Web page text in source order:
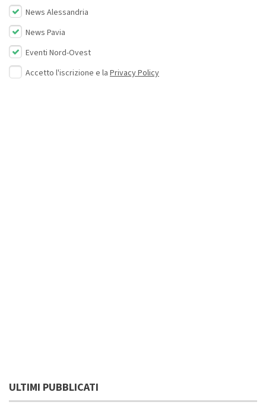
News Alessandria
News Pavia
Eventi Nord-Ovest
Accetto l'iscrizione e la Privacy Policy
ULTIMI PUBBLICATI